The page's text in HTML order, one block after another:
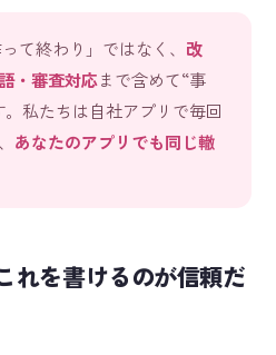
って終わり」ではなく、 改
・審査対応まで含めて“事
私たちは自社アプリで毎回
あなたのアプリでも同じ轍
れを書けるのが信頼だ